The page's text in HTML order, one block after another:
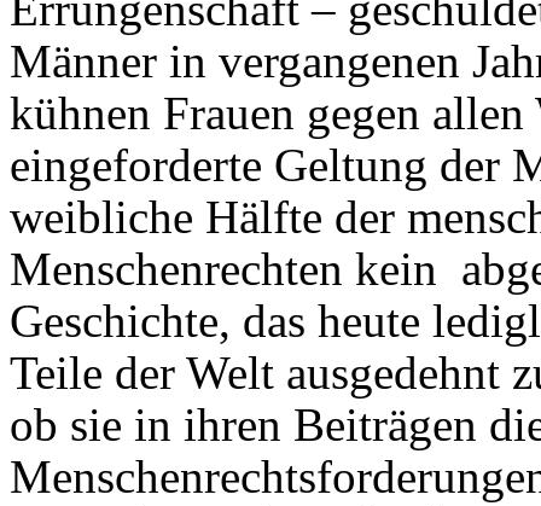
Männer in vergangenen
kühnen Frauen gegen
eingeforderte Geltung der
weibliche Hälfte der
Menschenrechten kein
Geschichte, das heute
Teile der Welt ausgedehnt
ob sie in ihren Beiträgen